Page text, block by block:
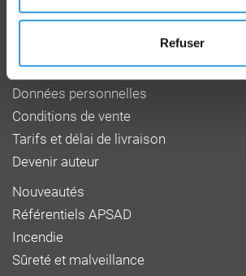
Refuser
Foire aux questions
Mentions légales
Données personnelles
Conditions de vente
Tarifs et délai de livraison
Devenir auteur
Nouveautés
Référentiels APSAD
Incendie
Sûreté et malveillance